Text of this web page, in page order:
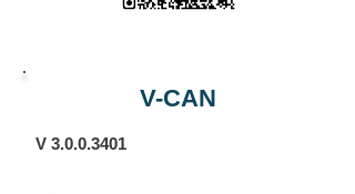
V-CAN
V 3.0.0.3401